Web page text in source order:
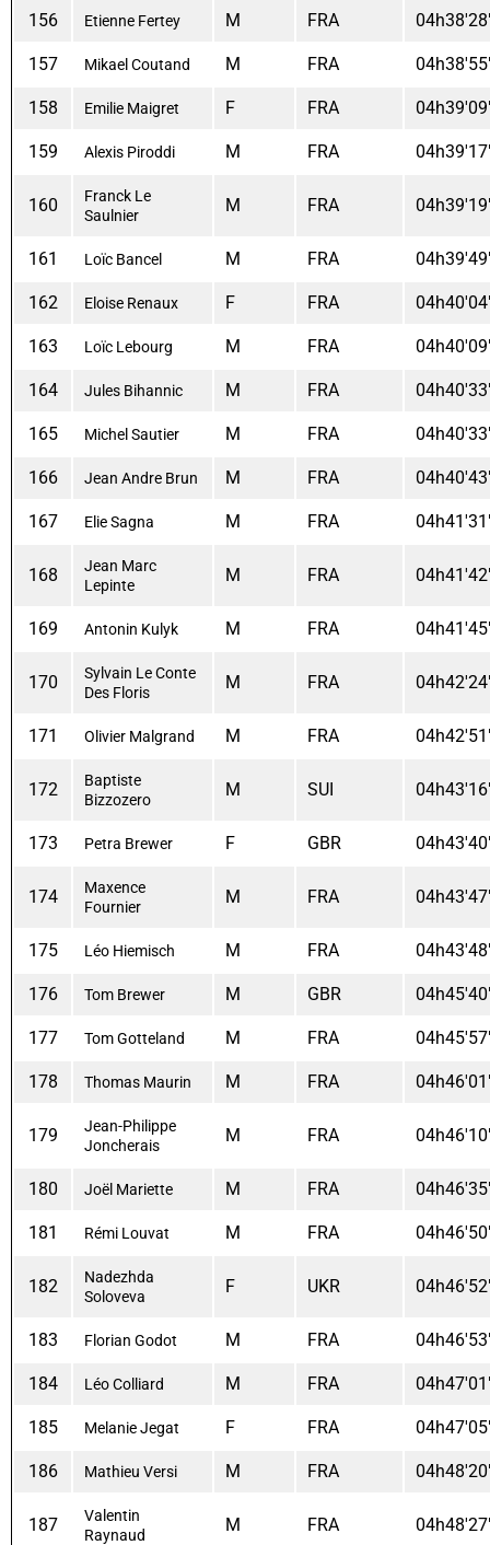
156 Etienne Fertey M FRA
157 Mikael Coutand M FRA
158 Emilie Maigret F FRA
159 Alexis Piroddi M FRA
160
Franck Le
Saulnier
M FRA
161 Loïc Bancel M FRA
162 Eloise Renaux F FRA
163 Loïc Lebourg M FRA
164 Jules Bihannic M FRA
165 Michel Sautier M FRA
166 Jean Andre Brun M FRA
167 Elie Sagna M FRA
168
Jean Marc
Lepinte
M FRA
169 Antonin Kulyk M FRA
170
Sylvain Le Conte
Des Floris
M FRA
171 Olivier Malgrand M FRA
172
Baptiste
Bizzozero
M SUI
173 Petra Brewer F GBR
174
Maxence
Fournier
M FRA
175 Léo Hiemisch M FRA
176 Tom Brewer M GBR
177 Tom Gotteland M FRA
178 Thomas Maurin M FRA
179
Jean-Philippe
Joncherais
M FRA
180 Joël Mariette M FRA
181 Rémi Louvat M FRA
182
Nadezhda
Soloveva
F UKR
183 Florian Godot M FRA
184 Léo Colliard M FRA
185 Melanie Jegat F FRA
186 Mathieu Versi M FRA
187
Valentin
Raynaud
M FRA